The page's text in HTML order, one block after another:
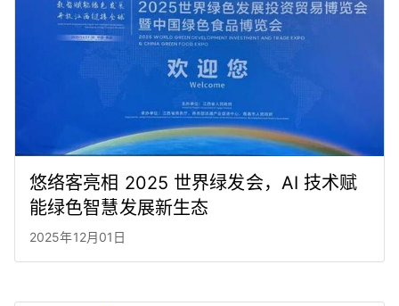
悠络客亮相 2025 世界绿发会，AI 技术赋
能绿色智慧发展新生态
2025年12月01日